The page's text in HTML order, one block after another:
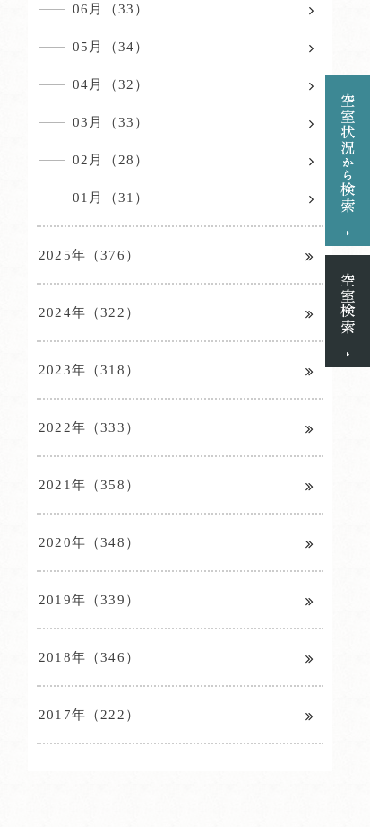
06月（33）
05月（34）
04月（32）
03月（33）
02月（28）
01月（31）
2025年（376）
2024年（322）
2023年（318）
2022年（333）
2021年（358）
2020年（348）
2019年（339）
2018年（346）
2017年（222）